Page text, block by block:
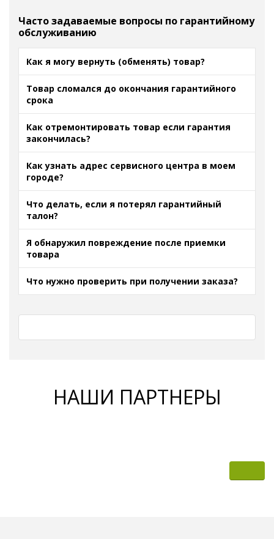
Часто задаваемые вопросы по гарантийному
обслуживанию
Как я могу вернуть (обменять) товар?
Товар сломался до окончания гарантийного
срока
Как отремонтировать товар если гарантия
закончилась?
Как узнать адрес сервисного центра в моем
городе?
Что делать, если я потерял гарантийный
талон?
Я обнаружил повреждение после приемки
товара
Что нужно проверить при получении заказа?
НАШИ ПАРТНЕРЫ